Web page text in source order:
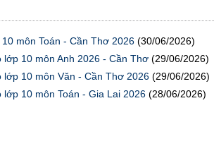
môn Toán - Cần Thơ 2026 (30/06/2026)
10 môn Anh 2026 - Cần Thơ (29/06/2026)
lớp 10 môn Văn - Cần Thơ 2026 (29/06/2026)
10 môn Toán - Gia Lai 2026 (28/06/2026)